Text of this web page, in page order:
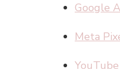
Google
Meta